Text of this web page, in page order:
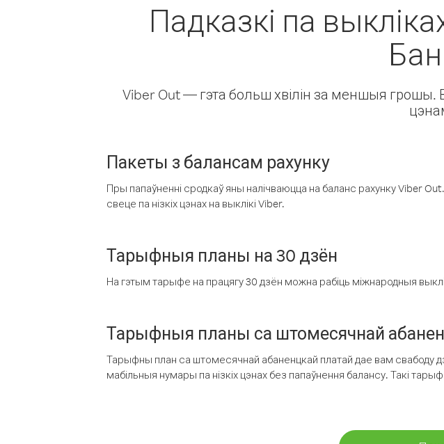
Падказкі па
Viber Out — гэта больш хвілін за меншыя грошы.
Пакеты з балансам рахунку
Пры папаўненні сродкаў яны налічваюцца на баланс рахунку Viber
свеце па нізкіх цэнах на выклікі Viber.
Тарыфныя планы на 30 дзён
На гэтым тарыфе на працягу 30 дзён можна рабіць міжнародныя
Тарыфныя планы са штомесячнай
Тарыфны план са штомесячнай абаненцкай платай дае вам свабоду
мабільныя нумары па нізкіх цэнах без папаўнення балансу. Такі